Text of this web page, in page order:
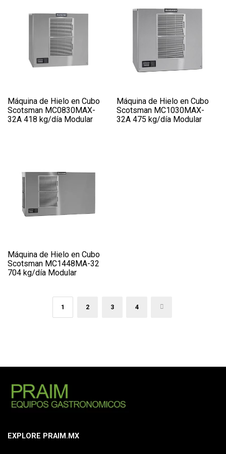
Máquina de Hielo en Cubo
Scotsman MC0830MAX-
32A 418 kg/día Modular
Máquina de Hielo en Cubo
Scotsman MC1030MAX-
32A 475 kg/día Modular
Máquina de Hielo en Cubo
Scotsman MC1448MA-32
704 kg/día Modular
1 2 3 4 →
EXPLORE PRAIM.MX